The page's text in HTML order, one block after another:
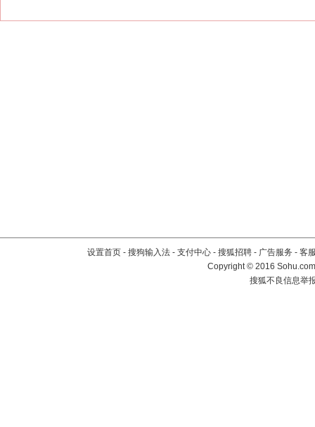
设置首页 - 搜狗输入法 - 支付中心 - 搜狐招聘 - 广告服务 - 客
Copyright©2016
搜狐不良信息举